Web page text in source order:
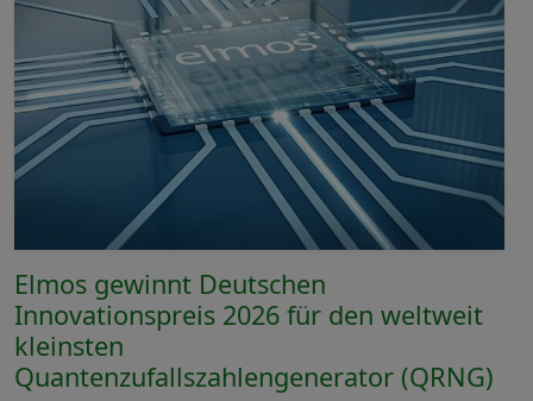
Elmos gewinnt Deutschen
Innovationspreis 2026 für den weltweit
kleinsten
Quantenzufallszahlengenerator (QRNG)